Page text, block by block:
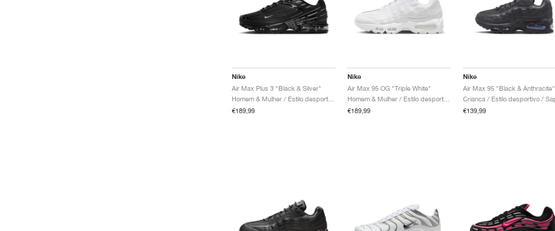
Nike
Air Max Plus 3 "Black & Silver"
€189,99
Nike
Air Max 95 OG "Triple White"
Homem & Mulher / Estilo desportivo / Sapatos
€189,99
Nike
Air Max 95 "Black & Anthracite"
€139,99